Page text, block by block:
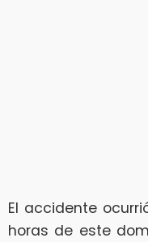
El accidente
horas de este